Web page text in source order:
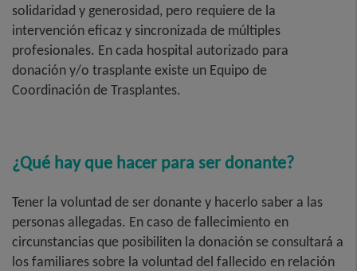
solidaridad y generosidad, pero requiere de la
intervención eficaz y sincronizada de múltiples
profesionales. En cada hospital autorizado para
donación y/o trasplante existe un Equipo de
Coordinación de Trasplantes.
¿Qué hay que hacer para ser donante?
Tener la voluntad de ser donante y hacerlo saber a las
personas allegadas. En caso de fallecimiento en
circunstancias que posibiliten la donación se consultará a
los familiares sobre la voluntad del fallecido en relación